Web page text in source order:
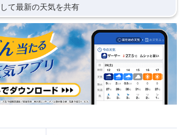
て最新の天気を共有